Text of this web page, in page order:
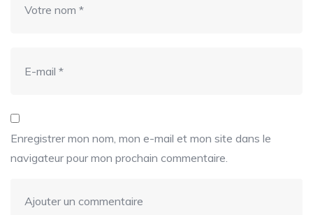
Enregistrer mon nom, mon e-mail et mon site dans le
navigateur pour mon prochain commentaire.